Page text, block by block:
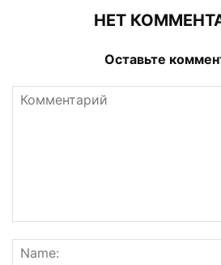
НЕТ
Оставьте